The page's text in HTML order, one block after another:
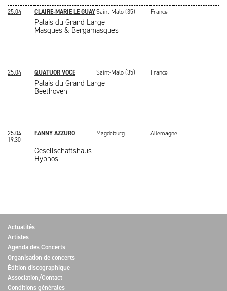
25.04 CLAIRE-MARIE LE GUAYSaint-Malo (35) France
Palais du Grand Large
Masques & Bergamasques
25.04 QUATUOR VOCE Saint-Malo (35) France
Palais du Grand Large
Beethoven
25.04
19:30
FANNY AZZURO Magdeburg Allemagne
Gesellschaftshaus
Hypnos
Actualités
Artistes
Agenda des Concerts
Organisation de concerts
Édition discographique
Association/Contact
Conditions générales